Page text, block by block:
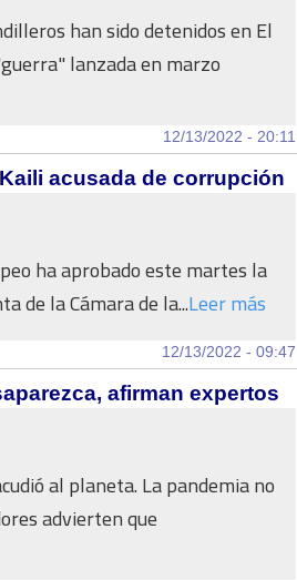
han sido detenidos en El
lanzada en marzo
12/13/2022 - 20:11
acusada de corrupción
ha aprobado este martes la
de la Cámara de la...Leer más
12/13/2022 - 09:47
afirman expertos
al planeta. La pandemia no
advierten que